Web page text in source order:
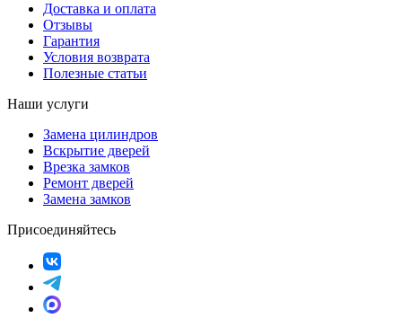
Доставка и оплата
Отзывы
Гарантия
Условия возврата
Полезные статьи
Наши услуги
Замена цилиндров
Вскрытие дверей
Врезка замков
Ремонт дверей
Замена замков
Присоединяйтесь